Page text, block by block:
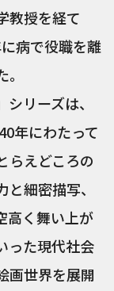
教授を経て
病で役職を離
リーズは、
年にわたって
らえどころの
細密描写、
高く舞い上が
った現代社会
画世界を展開